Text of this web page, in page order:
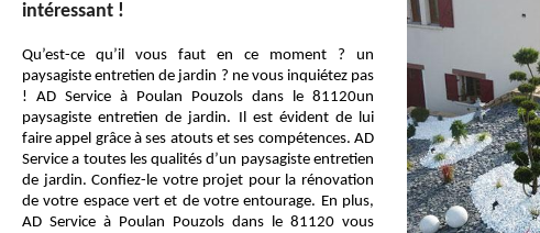
intéressant !
Qu’est-ce qu’il vous faut en ce moment ? un
paysagiste entretien de jardin ? ne vous inquiétez pas
! AD Service à Poulan Pouzols dans le 81120un
paysagiste entretien de jardin. Il est évident de lui
faire appel grâce à ses atouts et ses compétences. AD
Service a toutes les qualités d’un paysagiste entretien
de jardin. Confiez-le votre projet pour la rénovation
de votre espace vert et de votre entourage. En plus,
AD Service à Poulan Pouzols dans le 81120 vous